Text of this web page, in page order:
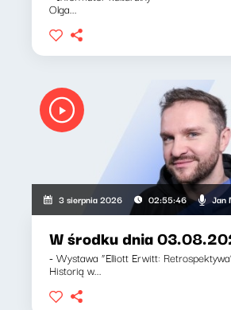
Olga...
3 sierpnia 2026 02:55:46 Jan
W środku dnia
- Wystawa “Elliott Erwitt:
Historią w...